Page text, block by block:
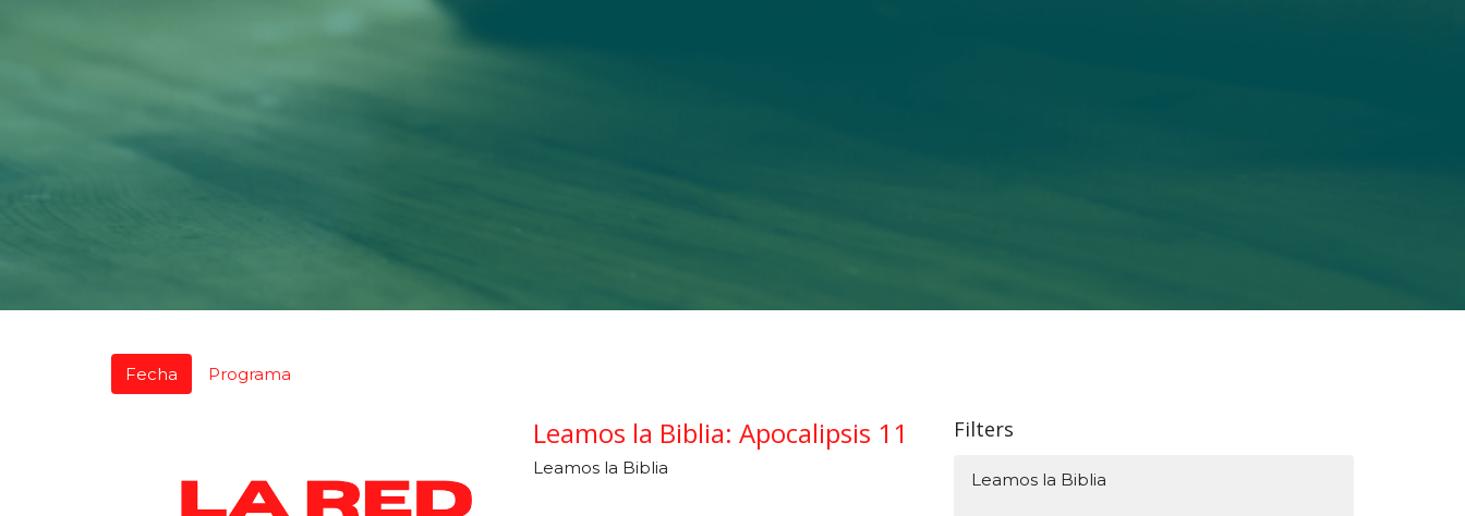
Fecha Programa
Leamos la Biblia: Apocalipsis 11
Leamos la Biblia
Filters
Leamos la Biblia